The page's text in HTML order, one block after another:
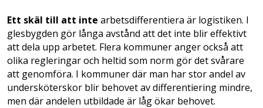
Ett skäl till att inte arbetsdifferentiera är logistiken. I
glesbygden gör långa avstånd att det inte blir effektivt
att dela upp arbetet. Flera kommuner anger också att
olika regleringar och heltid som norm gör det svårare
att genomföra. I kommuner där man har stor andel av
undersköterskor blir behovet av differentiering mindre,
men där andelen utbildade är låg ökar behovet.